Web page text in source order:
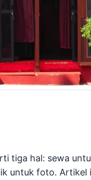
tiga hal: sewa
untuk foto. Artikel